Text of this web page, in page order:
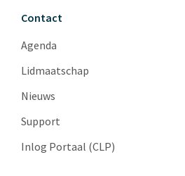
Contact
Agenda
Lidmaatschap
Nieuws
Support
Inlog Portaal (CLP)